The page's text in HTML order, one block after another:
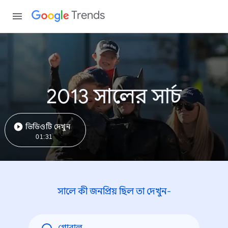
Trends
2013 সালের সার্চ
ভিডিওটি দেখুন
01:31
সালে কী জনপ্রিয় ছিল তা দেখুন-